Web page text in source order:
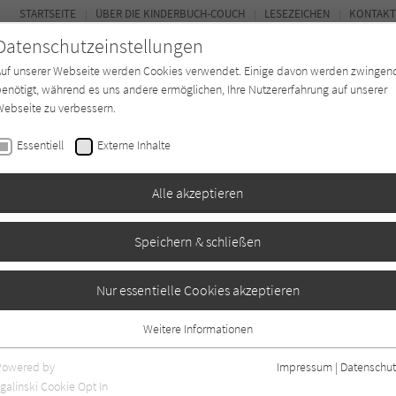
Autor*in Verlage Magazin
STARTSEITE ÜBER DIE KINDERBUCH-COUCH LESEZEICHEN KONTAKT
die Fahrzeuge
unserer Webseite werden Cookies verwendet. Einige davon werden
während es uns andere ermöglichen, Ihre Nutzererfahrung auf unserer
zu verbessern.
Essentiell Externe Inhalte
Alle akzeptieren
Speichern & schließen
Nur essentielle Cookies akzeptieren
Essentielle Cookies werden für grundlegende Funktionen der Webseite
benötigt. Dadurch ist gewährleistet, dass die Webseite einwandfrei
Weitere Informationen
by
Cookie Opt In
Impressum |